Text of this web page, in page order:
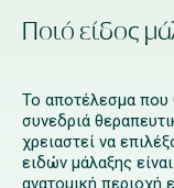
Ποιό είδος
Το αποτέλεσμα που
συνεδριά
χρειαστεί να
ειδών μάλαξης
ανατομική περιοχή